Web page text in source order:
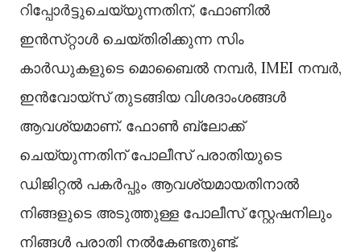
റിപ്പോർട്ടുചെയ്യുന്നതിന്, ഫോണിൽ
ഇൻസ്‌റ്റാൾ ചെയ്‌തിരിക്കുന്ന സിം
കാർഡുകളുടെ മൊബൈൽ നമ്പർ, IMEI നമ്പർ,
ഇൻവോയ്‌സ് തുടങ്ങിയ വിശദാംശങ്ങൾ
ആവശ്യമാണ്. ഫോൺ ബ്ലോക്ക്
ചെയ്യുന്നതിന് പോലീസ് പരാതിയുടെ
ഡിജിറ്റൽ പകർപ്പും ആവശ്യമായതിനാൽ
നിങ്ങളുടെ അടുത്തുള്ള പോലീസ് സ്റ്റേഷനിലും
നിങ്ങൾ പരാതി നൽകേണ്ടതുണ്ട്.